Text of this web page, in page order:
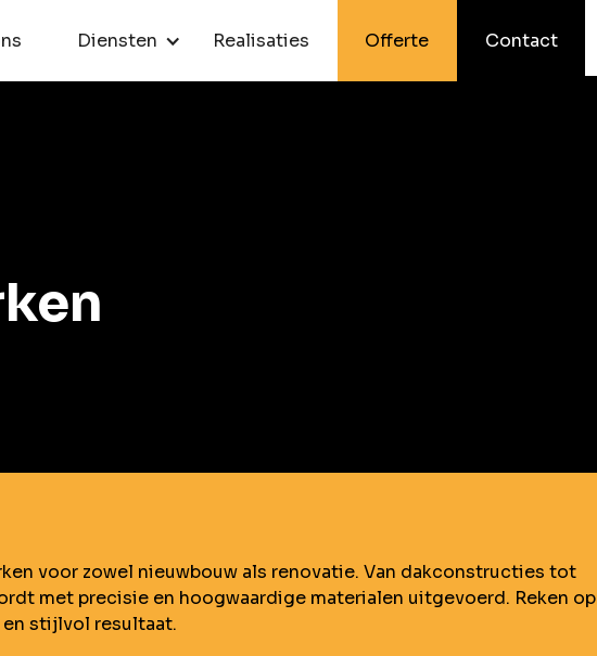
Diensten Realisaties Offerte Contact
voor zowel nieuwbouw als renovatie. Van dakconstructies tot
met precisie en hoogwaardige materialen uitgevoerd. Reken op
en stijlvol resultaat.